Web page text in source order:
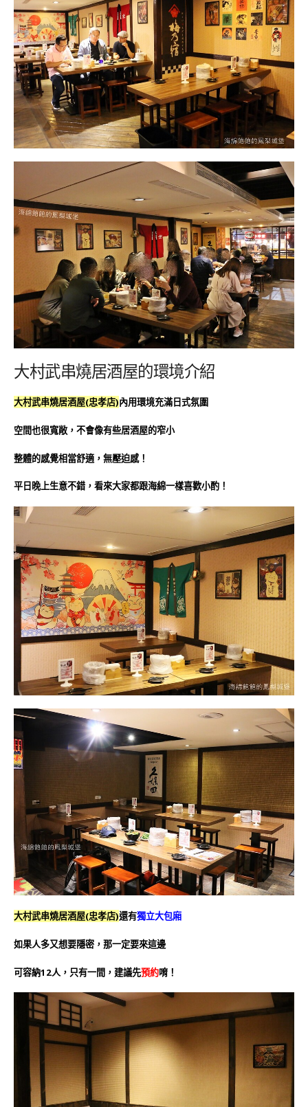
大村武串燒居酒屋的環境介紹
大村武串燒居酒屋(忠孝店)內用環境充滿日式氛圍
空間也很寬敞，不會像有些居酒屋的窄小
整體的感覺相當舒適，無壓迫感！
平日晚上生意不錯，看來大家都跟海綿一樣喜歡小酌！
大村武串燒居酒屋(忠孝店)還有獨立大包廂
如果人多又想要隱密，那一定要來這邊
可容納12人，只有一間，建議先預約唷！